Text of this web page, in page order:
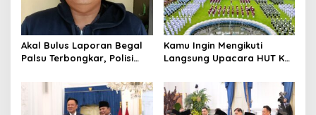
Akal Bulus Laporan Begal
Palsu Terbongkar, Polisi
Perusahaan untuk Crypto
Kamu Ingin Mengikuti
Langsung Upacara HUT Ke-
Istana? Ini Link
Pendaftaran Resminya di
Sini